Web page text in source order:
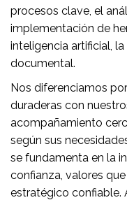
procesos clave, el
implementación de
inteligencia artificial,
documental.
Nos diferenciamos
duraderas con
acompañamiento
según sus
se fundamenta en la
confianza, valores
estratégico confiable.